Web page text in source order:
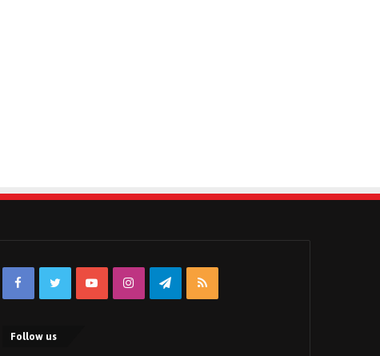
FacebookTwitterYouTubeInstagramTelegram
RSS
Follow us